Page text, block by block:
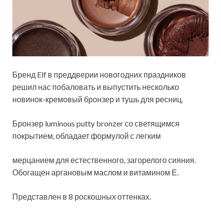
Бренд Elf в преддверии новогодних праздников
решил нас побаловать и выпустить несколько
новинок-кремовый бронзер и тушь для ресниц.
Бронзер luminous putty bronzer со светящимся
покрытием, обладает формулой с легким
мерцанием для естественного, загорелого сияния.
Обогащен аргановым маслом и витамином Е.
Представлен в 8 роскошных оттенках.